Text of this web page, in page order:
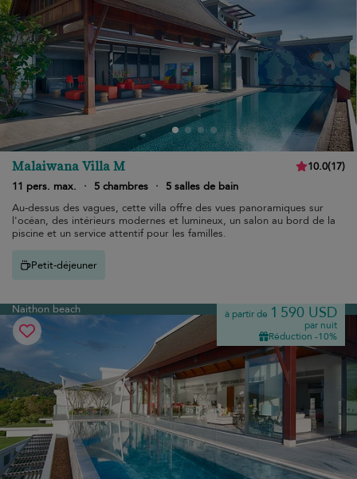
Malaiwana Villa M 10.0(17)
11 pers. max.
· 5 chambres ·
5 salles de bain
Au-dessus des vagues, cette villa offre des vues panoramiques sur
l'océan, des intérieurs modernes et lumineux, un salon au bord de la
piscine et un service attentif pour les familles.
Petit-déjeuner
Naithon beach à partir de 1 590 USD
par nuit
Réduction -10%